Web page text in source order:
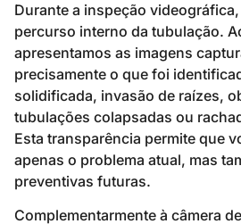
Durante a inspeção
percurso interno da tubulação.
apresentamos as imagens
precisamente o que foi
solidificada, invasão de raízes,
tubulações colapsadas ou
Esta transparência permite que
apenas o problema atual, mas
preventivas futuras.
Complementarmente à câmera